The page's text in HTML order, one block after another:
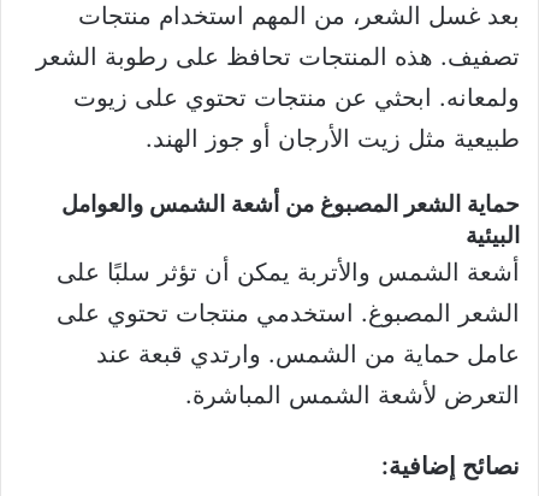
بعد غسل الشعر، من المهم استخدام منتجات
تصفيف. هذه المنتجات تحافظ على رطوبة الشعر
ولمعانه. ابحثي عن منتجات تحتوي على زيوت
طبيعية مثل زيت الأرجان أو جوز الهند.
حماية الشعر المصبوغ من أشعة الشمس والعوامل
البيئية
أشعة الشمس والأتربة يمكن أن تؤثر سلبًا على
الشعر المصبوغ. استخدمي منتجات تحتوي على
عامل حماية من الشمس. وارتدي قبعة عند
التعرض لأشعة الشمس المباشرة.
نصائح إضافية: